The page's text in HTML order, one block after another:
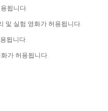
됩니다.
및 실험 영화가 허용됩니다.
됩니다.
가 허용됩니다.